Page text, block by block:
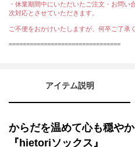
・休業期間中にいただいたご注文・お問
次対応とさせていただきます。
ご不便をおかけいたしますが、何卒ご了承
================================
アイテム説明
からだを温めて心も穏や
『hietoriソックス』